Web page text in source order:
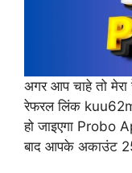
अगर आप चाहे तो
रेफरल लिंक
हो जाइएगा Probo
बाद आपके अकाउंट